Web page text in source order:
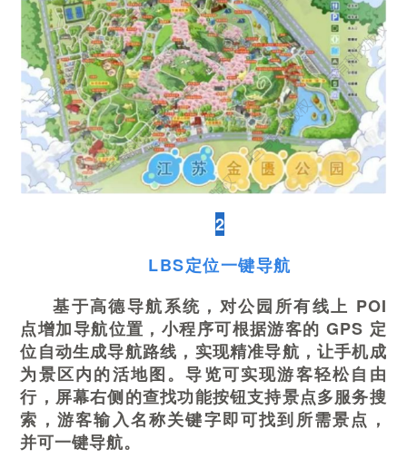
2
LBS定位一键导航
基于高德导航系统，对公园所有线上 POI
点增加导航位置，小程序可根据游客的 GPS 定
位自动生成导航路线，实现精准导航，让手机成
为景区内的活地图。导览可实现游客轻松自由
行，屏幕右侧的查找功能按钮支持景点多服务搜
索，游客输入名称关键字即可找到所需景点，
并可一键导航。